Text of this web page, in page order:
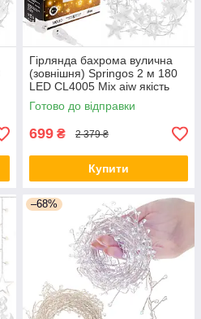
Гірлянда бахрома вулична
(зовнішня) Springos 2 м 180
LED CL4005 Mix aiw якість
Готово до відправки
699 ₴ 2 379 ₴
Купити
–68%